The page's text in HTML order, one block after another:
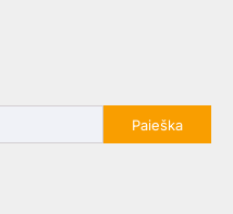
Paieška